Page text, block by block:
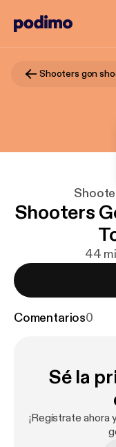
Shooters gon
Shooters
44
Comentarios0
Sé la
¡Regístrate ahora